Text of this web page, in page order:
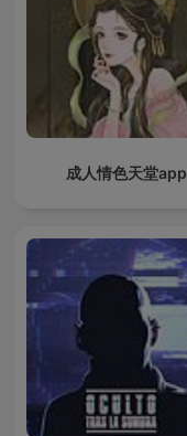
成人情色天堂app